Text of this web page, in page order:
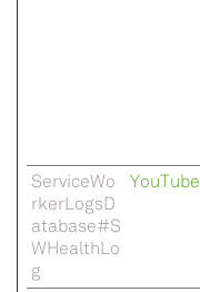
ServiceWo
rkerLogsD
atabase#S
WHealthLo
g
YouTube